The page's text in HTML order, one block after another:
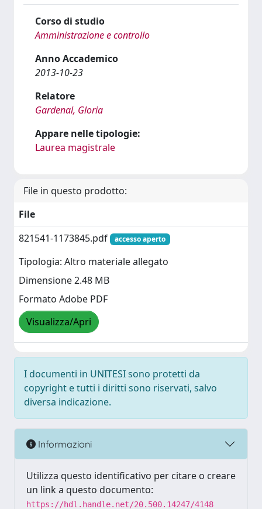
Corso di studio
Amministrazione e controllo
Anno Accademico
2013-10-23
Relatore
Gardenal, Gloria
Appare nelle tipologie:
Laurea magistrale
File in questo prodotto:
File
821541-1173845.pdf
accesso aperto
Tipologia: Altro materiale allegato
Dimensione 2.48 MB
Formato Adobe PDF
Visualizza/Apri
I documenti in UNITESI sono protetti da
copyright e tutti i diritti sono riservati, salvo
diversa indicazione.
Informazioni
Utilizza questo identificativo per citare o creare
un link a questo documento:
https://hdl.handle.net/20.500.14247/4148